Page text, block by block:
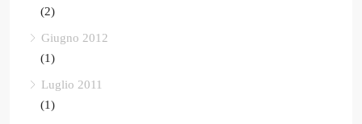
(2)
Giugno 2012
(1)
Luglio 2011
(1)